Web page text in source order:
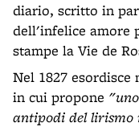
diario, scritto in
dell'infelice amore
stampe la Vie de
Nel 1827
in cui propone
antipodi del